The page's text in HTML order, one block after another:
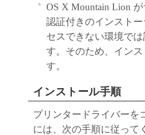
OS X Mountain Lion
認証付きのインスト
セスできない環境で
す。そのため、イン
す。
インストール手順
プリンタードライバーを
には、次の手順に従って